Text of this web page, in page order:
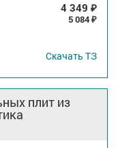
4 349 ₽
5 084 ₽
Скачать ТЗ
плит из